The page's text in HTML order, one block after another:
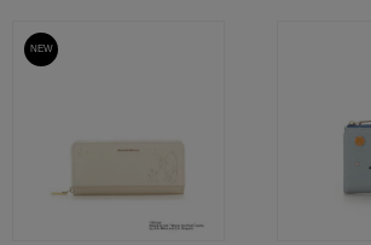
予約
NEW